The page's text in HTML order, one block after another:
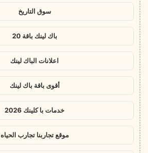
سوق التاريخ
باك لينك باقة 20
اعلانات الباك لينك
أقوى باقة باك لينك
خدمات با كلينك 2026
موقع تجاربنا تجارب الحياه